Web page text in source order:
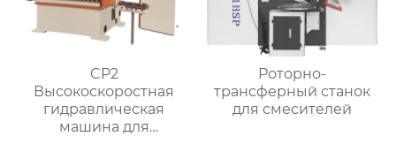
CP2
Высокоскоростная
гидравлическая
машина для
Роторно-
трансферный станок
для смесителей